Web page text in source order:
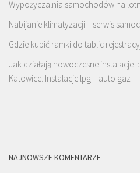
Wypożyczalnia samochodów na
Nabijanie klimatyzacji – serwis
Gdzie kupić ramki do tablic
Jak działają nowoczesne instalacje
Katowice. Instalacje lpg – auto gaz
NAJNOWSZE KOMENTARZE